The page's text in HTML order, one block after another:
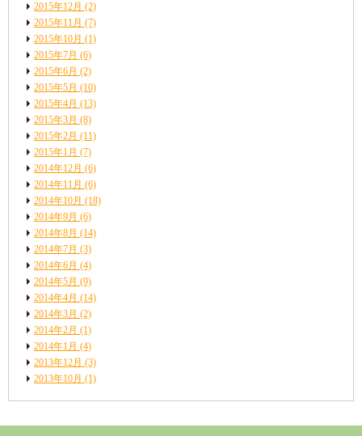
2015年12月 (2)
2015年11月 (7)
2015年10月 (1)
2015年7月 (6)
2015年6月 (2)
2015年5月 (10)
2015年4月 (13)
2015年3月 (8)
2015年2月 (11)
2015年1月 (7)
2014年12月 (6)
2014年11月 (6)
2014年10月 (18)
2014年9月 (6)
2014年8月 (14)
2014年7月 (3)
2014年6月 (4)
2014年5月 (9)
2014年4月 (14)
2014年3月 (2)
2014年2月 (1)
2014年1月 (4)
2013年12月 (3)
2013年10月 (1)